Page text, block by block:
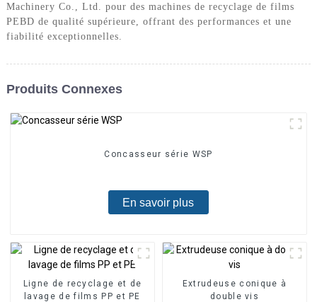
Machinery Co., Ltd. pour des machines de recyclage de films
PEBD de qualité supérieure, offrant des performances et une
fiabilité exceptionnelles.
Produits Connexes
Concasseur série WSP
En savoir plus
Ligne de recyclage et de
lavage de films PP et PE
Extrudeuse conique à
double vis